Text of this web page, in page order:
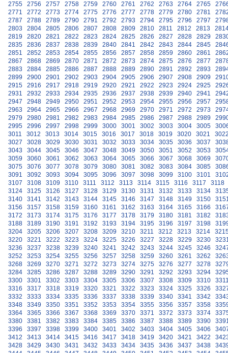
2755
2756 2757 2758 2759 2760 2761 2762 2763 2764 2765
2771
2772 2773 2774 2775 2776 2777 2778 2779 2780 2781
2787
2788 2789 2790 2791 2792 2793 2794 2795 2796 2797
2803
2804 2805 2806 2807 2808 2809 2810 2811 2812 2813
2819
2820 2821 2822 2823 2824 2825 2826 2827 2828 2829
2835
2836 2837 2838 2839 2840 2841 2842 2843 2844 2845
2851
2852 2853 2854 2855 2856 2857 2858 2859 2860 2861
2867
2868 2869 2870 2871 2872 2873 2874 2875 2876 2877
2883
2884 2885 2886 2887 2888 2889 2890 2891 2892 2893
2899
2900 2901 2902 2903 2904 2905 2906 2907 2908 2909
2915
2916 2917 2918 2919 2920 2921 2922 2923 2924 2925
2931
2932 2933 2934 2935 2936 2937 2938 2939 2940 2941
2947
2948 2949 2950 2951 2952 2953 2954 2955 2956 2957
2963
2964 2965 2966 2967 2968 2969 2970 2971 2972 2973
2979
2980 2981 2982 2983 2984 2985 2986 2987 2988 2989
2995
2996 2997 2998 2999 3000 3001 3002 3003 3004 3005
3011
3012 3013 3014 3015 3016 3017 3018 3019 3020 3021
3027
3028 3029 3030 3031 3032 3033 3034 3035 3036 3037
3043
3044 3045 3046 3047 3048 3049 3050 3051 3052 3053
3059
3060 3061 3062 3063 3064 3065 3066 3067 3068 3069
3075
3076 3077 3078 3079 3080 3081 3082 3083 3084 3085
3091
3092 3093 3094 3095 3096 3097 3098 3099 3100 3101
3107
3108 3109 3110 3111 3112 3113 3114 3115 3116 3117
3118
3124
3125 3126 3127 3128 3129 3130 3131 3132 3133 3134
3140
3141 3142 3143 3144 3145 3146 3147 3148 3149 3150
3156
3157 3158 3159 3160 3161 3162 3163 3164 3165 3166
3172
3173 3174 3175 3176 3177 3178 3179 3180 3181 3182
3188
3189 3190 3191 3192 3193 3194 3195 3196 3197 3198
3204
3205 3206 3207 3208 3209 3210 3211 3212 3213 3214
3220
3221 3222 3223 3224 3225 3226 3227 3228 3229 3230
3236
3237 3238 3239 3240 3241 3242 3243 3244 3245 3246
3252
3253 3254 3255 3256 3257 3258 3259 3260 3261 3262
3268
3269 3270 3271 3272 3273 3274 3275 3276 3277 3278
3284
3285 3286 3287 3288 3289 3290 3291 3292 3293 3294
3300
3301 3302 3303 3304 3305 3306 3307 3308 3309 3310
3316
3317 3318 3319 3320 3321 3322 3323 3324 3325 3326
3332
3333 3334 3335 3336 3337 3338 3339 3340 3341 3342
3348
3349 3350 3351 3352 3353 3354 3355 3356 3357 3358
3364
3365 3366 3367 3368 3369 3370 3371 3372 3373 3374
3380
3381 3382 3383 3384 3385 3386 3387 3388 3389 3390
3396
3397 3398 3399 3400 3401 3402 3403 3404 3405 3406
3412
3413 3414 3415 3416 3417 3418 3419 3420 3421 3422
3428
3429 3430 3431 3432 3433 3434 3435 3436 3437 3438